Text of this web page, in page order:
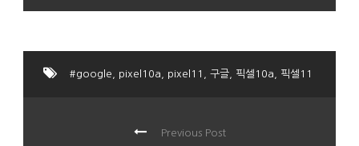
#google pixel10a pixel11 구글 픽셀10a 픽셀11
Previous Post